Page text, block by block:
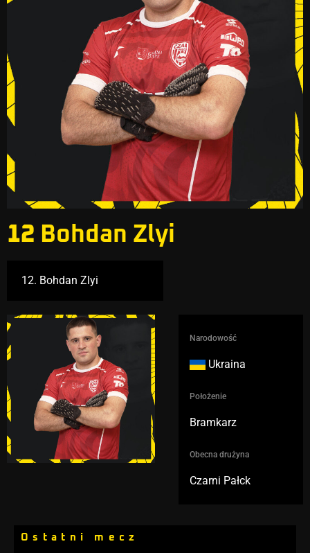
12 Bohdan Zlyi
Narodowość
Ukraina
Położenie
Bramkarz
Obecna drużyna
Czarni Pałck
Ostatni mecz